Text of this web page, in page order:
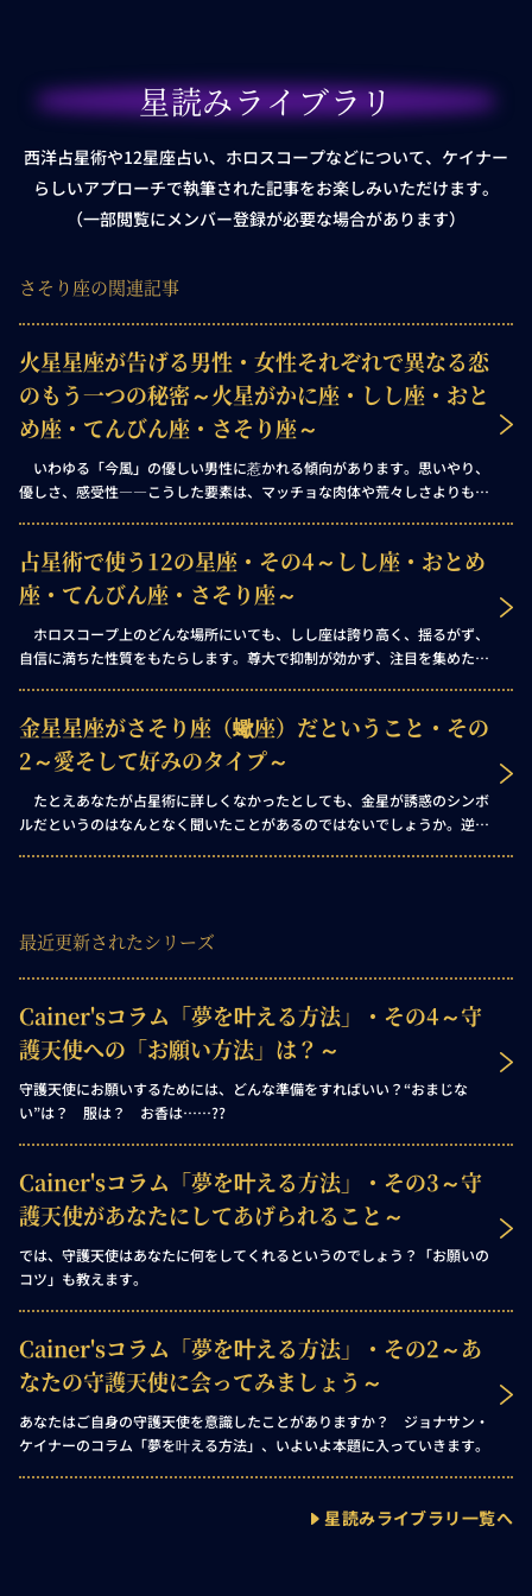
星読みライブラリ
西洋占星術や12星座占い、ホロスコープなどについて、ケイナー
らしいアプローチで執筆された記事をお楽しみいただけます。
（一部閲覧にメンバー登録が必要な場合があります）
さそり座の関連記事
火星星座が告げる男性・女性それぞれで異なる恋
のもう一つの秘密～火星がかに座・しし座・おと
め座・てんびん座・さそり座～
いわゆる「今風」の優しい男性に惹かれる傾向があります。思いやり、
優しさ、感受性――こうした要素は、マッチョな肉体や荒々しさよりもあ
占星術で使う12の星座・その4～しし座・おとめ
座・てんびん座・さそり座～
ホロスコープ上のどんな場所にいても、しし座は誇り高く、揺るがず、
自信に満ちた性質をもたらします。尊大で抑制が効かず、注目を集めたが
ロスコープにおいてしし座的なエネルギーに満ちた場所は、以下のような
傾向を示すでしょう。
金星星座がさそり座（蠍座）だということ・その
2～愛そして好みのタイプ～
たとえあなたが占星術に詳しくなかったとしても、金星が誘惑のシンボ
ルだというのはなんとなく聞いたことがあるのではないでしょうか。逆に
コンサート会場でのポップスター、蒸留所を見学中の酒呑と同じ意味なの
は手を伸ばしてもアルコールに届かない場所にいてこそです。欲しいもの
に満ちている場所では、行きすぎた行為に走る可能性が否めません。
最近更新されたシリーズ
Cainer'sコラム「夢を叶える方法」・その4～守
護天使への「お願い方法」は？～
守護天使にお願いするためには、どんな準備をすればいい？“おまじな
い”は？ 服は？ お香は……??
Cainer'sコラム「夢を叶える方法」・その3～守
護天使があなたにしてあげられること～
では、守護天使はあなたに何をしてくれるというのでしょう？「お願いの
コツ」も教えます。
Cainer'sコラム「夢を叶える方法」・その2～あ
なたの守護天使に会ってみましょう～
あなたはご自身の守護天使を意識したことがありますか？ ジョナサン・
ケイナーのコラム「夢を叶える方法」、いよいよ本題に入っていきます。
星読みライブラリ一覧へ